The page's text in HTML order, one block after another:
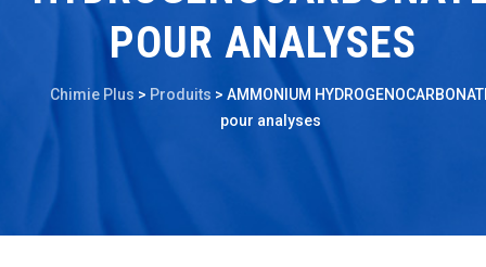
POUR ANALYSES
Chimie Plus > Produits > AMMONIUM
pour analyses